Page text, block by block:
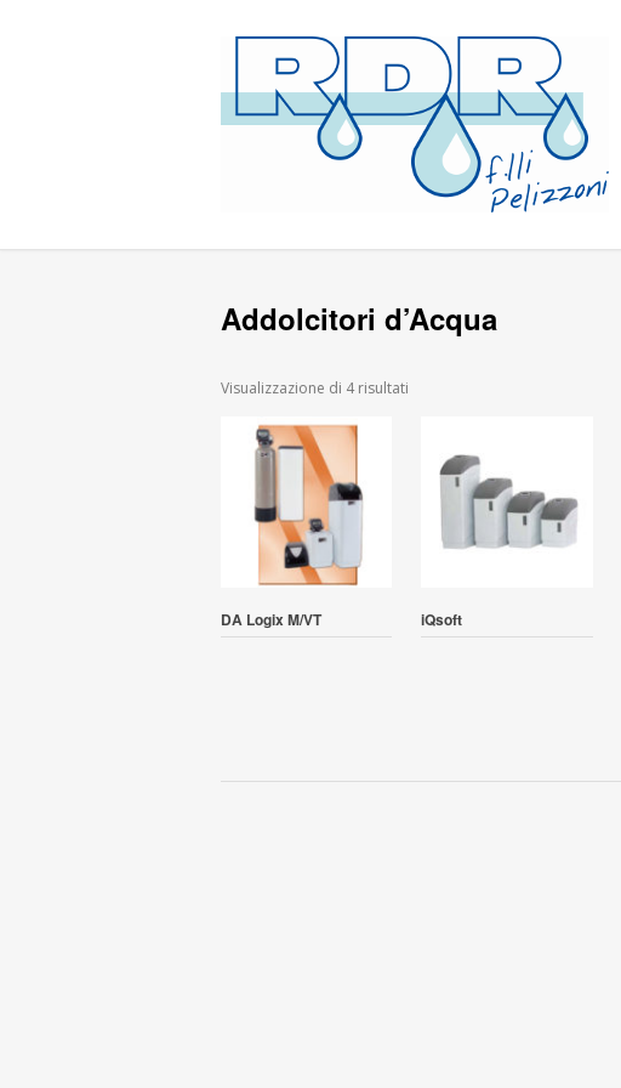
Addolcitori d’Acqua
Visualizzazione di 4 risultati
DA Logix M/VT iQsoft